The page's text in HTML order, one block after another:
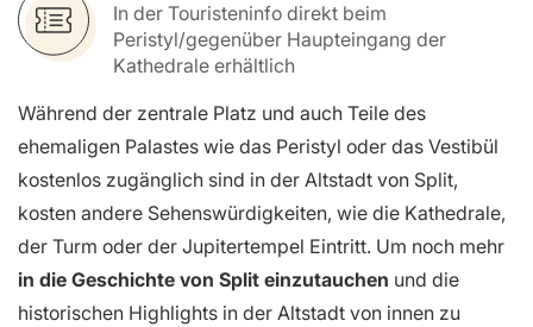
In der Touristeninfo direkt beim
Peristyl/gegenüber Haupteingang der
Kathedrale erhältlich
Während der zentrale Platz und auch Teile des
ehemaligen Palastes wie das Peristyl oder das Vestibül
kostenlos zugänglich sind in der Altstadt von Split,
kosten andere Sehenswürdigkeiten, wie die Kathedrale,
der Turm oder der Jupitertempel Eintritt. Um noch mehr
in die Geschichte von Split einzutauchen und die
historischen Highlights in der Altstadt von innen zu